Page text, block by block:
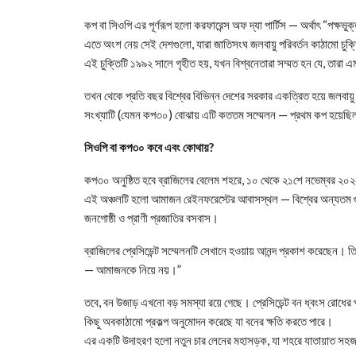
কপ বা সিওপি এর পূর্ণরূপ হলো করফারেন্স অফ দ্যা পার্টিস — অর্থাৎ
এতে অংশ নেয় সেই দেশগুলো, যারা জাতিসংঘ জলবায়ু পরিবর্তন কাঠামো
এই চুক্তিটি ১৯৯২ সালে গৃহীত হয়, যখন বিশ্বনেতারা সম্মত হন যে, তারা
তখন থেকে প্রতি বছর বিশ্বের বিভিন্ন দেশের সরকার একত্রিত হয়ে জলবায়ু
সংখ্যাটি (যেমন কপ৩০) বোঝায় এটি কততম সম্মেলন — প্রথম কপ
সিওপি বা কপ৩০ কবে এবং কোথায়?
কপ৩০ অনুষ্ঠিত হবে ব্রাজিলের বেলেম শহরে, ১০ থেকে ২১শে নভেম্বর
এই অঞ্চলটি হলো আমাজন রেইনফরেস্টের আবাসস্থল — বিশ্বের অন্যতম
জনগোষ্ঠী ও প্রাণী প্রজাতির বসবাস।
ব্রাজিলের প্রেসিডেন্ট সম্মেলনটি সেখানে হওয়ায় আনন্দ প্রকাশ
— আমাজনকে নিয়ে নয়।”
তবে, বন উজাড় এখনো বড় সমস্যা রয়ে গেছে। প্রেসিডেন্ট বন ধ্বংস
কিছু অবকাঠামো প্রকল্প অনুমোদন করেছে যা বনের ক্ষতি করতে পারে।
এর একটি উদাহরণ হলো নতুন চার লেনের মহাসড়ক, যা শহরে যাতায়াত